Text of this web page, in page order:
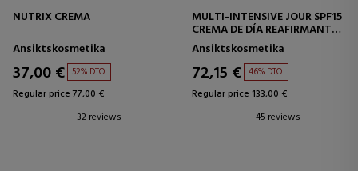
NUTRIX CREMA
Ansiktskosmetika
37,00 € 52% DTO.
Regular price 77,00 €
32 reviews
MULTI-INTENSIVE JOUR SPF15
CREMA DE DÍA REAFIRMANTE
TODO TIPO DE PIEL
Ansiktskosmetika
72,15 € 46% DTO.
Regular price 133,00 €
45 reviews